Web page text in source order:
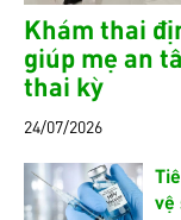
Khám thai
giúp mẹ an
thai kỳ
24/07/2026
vệ